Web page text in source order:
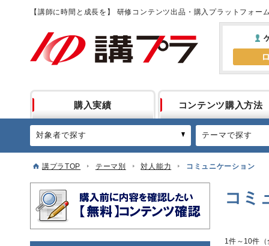
【講師に時間と成長を】 研修コンテンツ出品・購入プラットフォー
購入実績 コンテンツ購入方法
対象者で探す テーマで探す
講プラTOP テーマ別 対人能力 コミュニケーション
コミ
1件～10件